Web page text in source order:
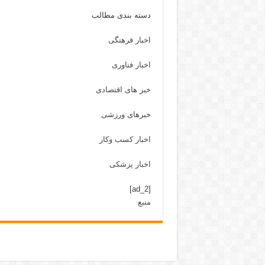
دسته بندی مطالب
اخبار فرهنگی
اخبار فناوری
خبر های اقتصادی
خبرهای ورزشی
اخبار کسب وکار
اخبار پزشکی
[ad_2]
منبع